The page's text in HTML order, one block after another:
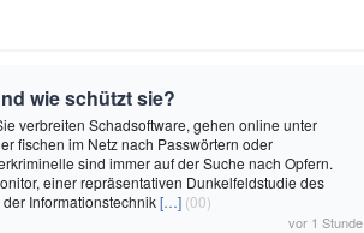
wie schützt sie?
verbreiten Schadsoftware, gehen online unter
fischen im Netz nach Passwörtern oder
sind immer auf der Suche nach Opfern.
einer repräsentativen Dunkelfeldstudie des
Informationstechnik[…] (00)
vor 1 Stunde